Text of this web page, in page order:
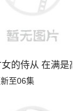
架
女的侍从 在满是
至06集